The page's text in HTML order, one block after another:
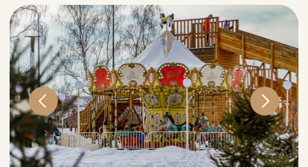
локации
нелжа.ру
ДЕНЬ
РОЖДЕНИЯ
В ПАРКЕ
ОСОБО
ВАЖНОЕ
ЗАДАНИЕ